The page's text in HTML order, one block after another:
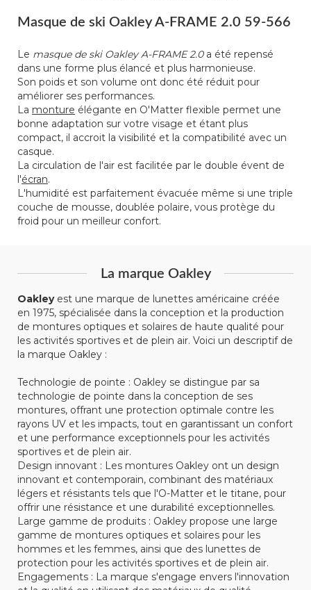
Masque de ski Oakley A-FRAME 2.0 59-566
Le masque de ski Oakley A-FRAME 2.0a été repensé
dans une forme plus élancé et plus harmonieuse.
Son poids et son volume ont donc été réduit pour
améliorer ses performances.
La monture élégante en O'Matter flexible permet une
bonne adaptation sur votre visage et étant plus
compact, il accroit la visibilité et la compatibilité avec un
casque.
La circulation de l'air est facilitée par le double évent de
l'écran.
L'humidité est parfaitement évacuée même si une triple
couche de mousse, doublée polaire, vous protège du
froid pour un meilleur confort.
La marque Oakley
Oakleyest une marque de lunettes américaine créée
en 1975, spécialisée dans la conception et la production
de montures optiques et solaires de haute qualité pour
les activités sportives et de plein air. Voici un descriptif de
la marque Oakley :
Technologie de pointe : Oakley se distingue par sa
technologie de pointe dans la conception de ses
montures, offrant une protection optimale contre les
rayons UV et les impacts, tout en garantissant un confort
et une performance exceptionnels pour les activités
sportives et de plein air.
Design innovant : Les montures Oakley ont un design
innovant et contemporain, combinant des matériaux
légers et résistants tels que l'O-Matter et le titane, pour
offrir une résistance et une durabilité exceptionnelles.
Large gamme de produits : Oakley propose une large
gamme de montures optiques et solaires pour les
hommes et les femmes, ainsi que des lunettes de
protection pour les activités sportives et de plein air.
Engagements : La marque s'engage envers l'innovation